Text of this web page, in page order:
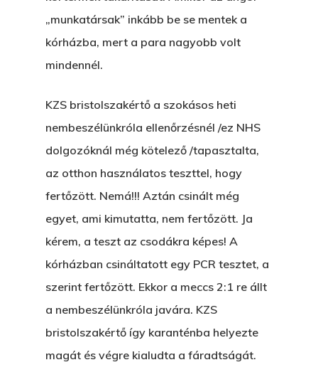
„munkatársak” inkább be se mentek a
kórházba, mert a para nagyobb volt
mindennél.
KZS bristolszakértő a szokásos heti
nembeszélünkróla ellenőrzésnél /ez NHS
dolgozóknál még kötelező /tapasztalta,
az otthon használatos teszttel, hogy
fertőzött. Nemá!!! Aztán csinált még
egyet, ami kimutatta, nem fertőzött. Ja
kérem, a teszt az csodákra képes! A
kórházban csináltatott egy PCR tesztet, a
szerint fertőzött. Ekkor a meccs 2:1 re állt
a nembeszélünkróla javára. KZS
bristolszakértő így karanténba helyezte
magát és végre kialudta a fáradtságát.